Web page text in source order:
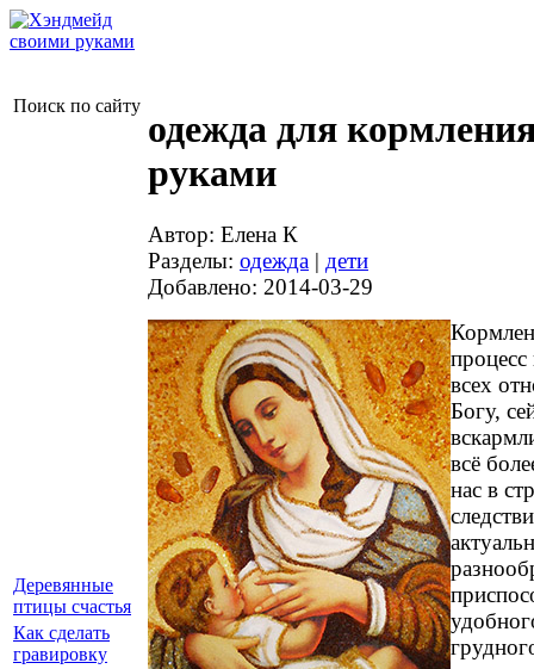
Поиск по сайту
одежда для
руками
Автор: Елена К
Разделы: одежда | дети
Добавлено: 2014-03-29
всех
Богу,
всё
нас в
Деревянные
птицы счастья
Как сделать
гравировку